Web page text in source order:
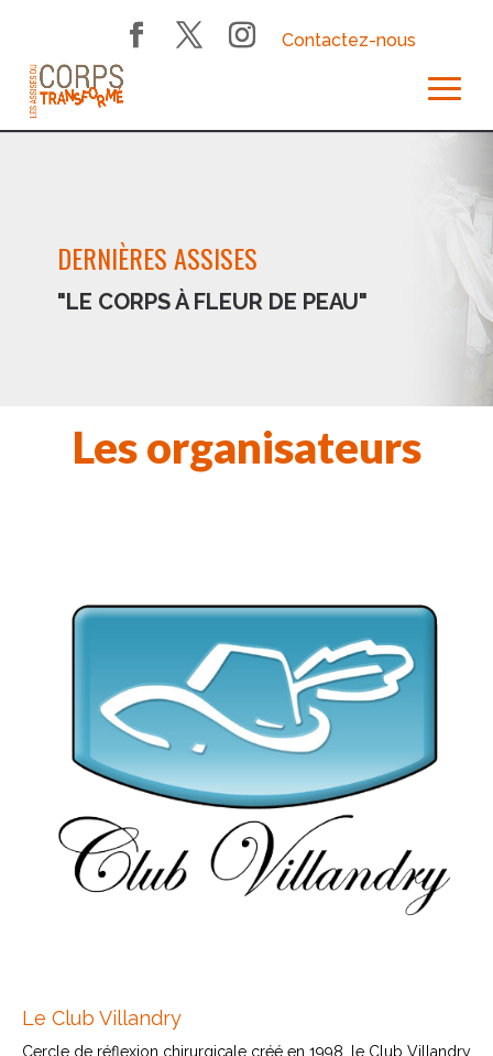
Contactez-nous
DERNIÈRES ASSISES
"LE CORPS À FLEUR DE PEAU"
Les organisateurs
Le Club Villandry
Cercle de réflexion chirurgicale créé en 1998, le Club Villandry